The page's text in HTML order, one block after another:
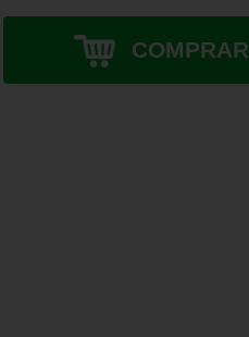
COMPRAR